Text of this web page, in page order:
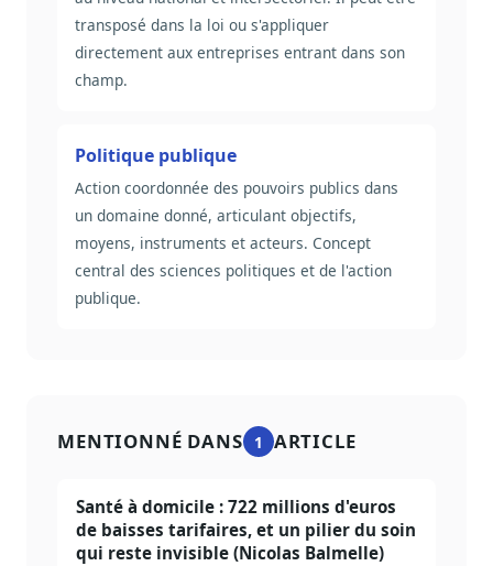
transposé dans la loi ou s'appliquer
directement aux entreprises entrant dans son
champ.
Politique publique
Action coordonnée des pouvoirs publics dans
un domaine donné, articulant objectifs,
moyens, instruments et acteurs. Concept
central des sciences politiques et de l'action
publique.
MENTIONNÉ DANS 1 ARTICLE
Santé à domicile : 722 millions d'euros
de baisses tarifaires, et un pilier du soin
qui reste invisible (Nicolas Balmelle)